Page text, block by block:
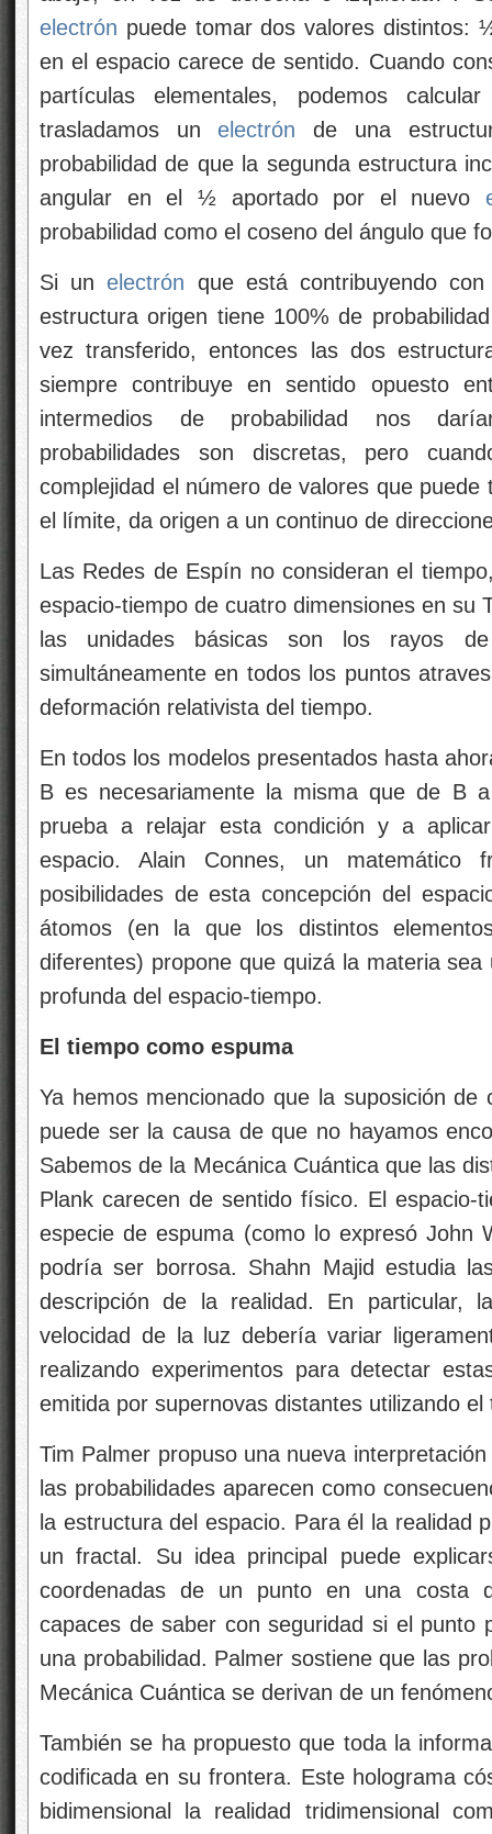
electrón puede tomar dos valores distintos:
en el espacio carece de sentido. Cuando
partículas elementales, podemos
trasladamos unelectrón de una
probabilidad de que la segunda estructura
angular en el ½ aportado por el nuevo
probabilidad como el coseno del ángulo que
Si unelectrón que está contribuyendo
estructura origen tiene 100% de
vez transferido, entonces las dos
siempre contribuye en sentido opuesto
intermedios de probabilidad nos
probabilidades son discretas, pero
complejidad el número de valores que
el límite, da origen a un continuo de
Las Redes de Espín no consideran el
espacio-tiempo de cuatro dimensiones en su
las unidades básicas son los rayos
simultáneamente en todos los puntos
deformación relativista del tiempo.
En todos los modelos presentados hasta
B es necesariamente la misma que de B
prueba a relajar esta condición y a
espacio. Alain Connes, un matemático
posibilidades de esta concepción del
átomos (en la que los distintos
diferentes) propone que quizá la materia
profunda del espacio-tiempo.
El tiempo como espuma
Ya hemos mencionado que la suposición de
puede ser la causa de que no hayamos
Sabemos de la Mecánica Cuántica que las
Plank carecen de sentido físico. El
especie de espuma (como lo expresó John
podría ser borrosa. Shahn Majid estudia
descripción de la realidad. En particular,
velocidad de la luz debería variar
realizando experimentos para detectar
emitida por supernovas distantes utilizando el
Tim Palmer propuso una nueva
las probabilidades aparecen como
la estructura del espacio. Para él la realidad
un fractal. Su idea principal puede
coordenadas de un punto en una costa
capaces de saber con seguridad si el punto
una probabilidad. Palmer sostiene que las
Mecánica Cuántica se derivan de un
También se ha propuesto que toda la
codificada en su frontera. Este holograma
bidimensional la realidad tridimensional